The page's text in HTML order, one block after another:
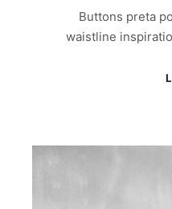
Buttons preta
waistline